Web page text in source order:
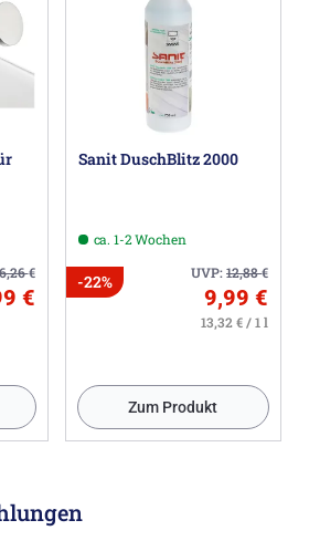
€
€
Sanit DuschBlitz 2000
ca. 1-2 Wochen
UVP:12,88€
-22%
9,99 €
13,32 € / 1 l
Zum Produkt